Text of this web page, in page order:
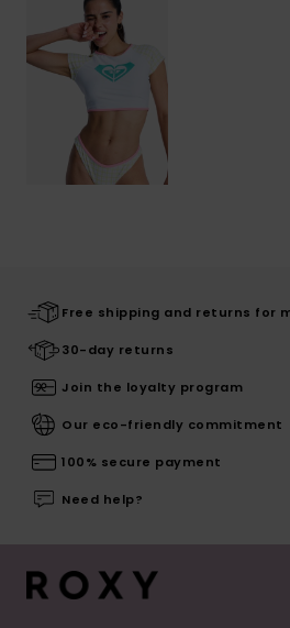
Free shipping and returns for
30-day returns
Join the loyalty program
Our eco-friendly commitment
100% secure payment
Need help?